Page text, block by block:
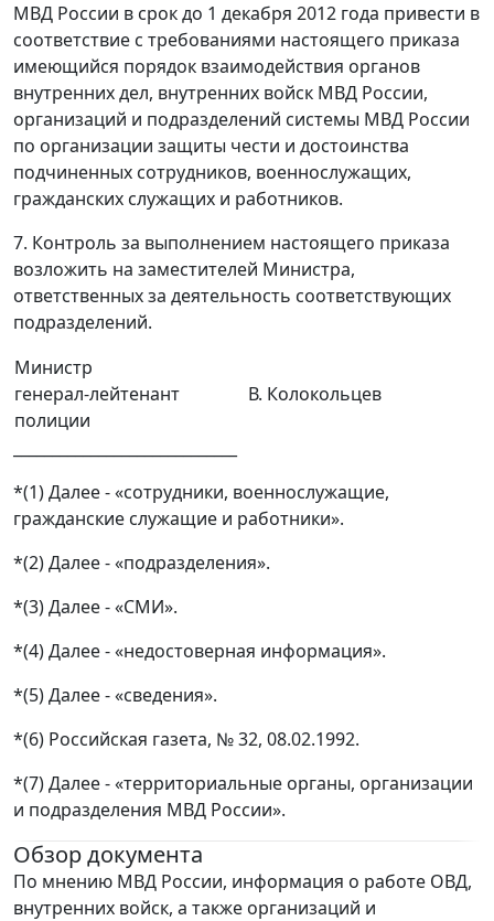
МВД России в срок до 1 декабря 2012 года привести в
соответствие с требованиями настоящего приказа
имеющийся порядок взаимодействия органов
внутренних дел, внутренних войск МВД России,
организаций и подразделений системы МВД России
по организации защиты чести и достоинства
подчиненных сотрудников, военнослужащих,
гражданских служащих и работников.
7. Контроль за выполнением настоящего приказа
возложить на заместителей Министра,
ответственных за деятельность соответствующих
подразделений.
Министр
генерал-лейтенант
полиции
В. Колокольцев
*(1) Далее - «сотрудники, военнослужащие,
гражданские служащие и работники».
*(2) Далее - «подразделения».
*(3) Далее - «СМИ».
*(4) Далее - «недостоверная информация».
*(5) Далее - «сведения».
*(6) Российская газета, № 32, 08.02.1992.
*(7) Далее - «территориальные органы, организации
и подразделения МВД России».
Обзор документа
По мнению МВД России, информация о работе ОВД,
внутренних войск, а также организаций и